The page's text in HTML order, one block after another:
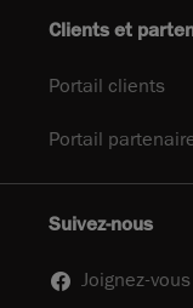
Clients et
Portail clients
Portail
Suivez-nous
Joignez-